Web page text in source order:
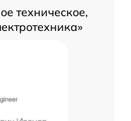
техническое,